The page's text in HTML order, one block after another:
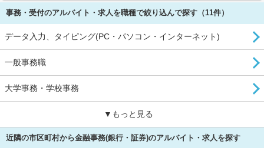
事務・受付のアルバイト・求人を職種で絞り込んで探す（11件）
データ入力、タイピング(PC・パソコン・インターネット)
一般事務職
大学事務・学校事務
▼もっと見る
近隣の市区町村から金融事務(銀行・証券)のアルバイト・求人を探す